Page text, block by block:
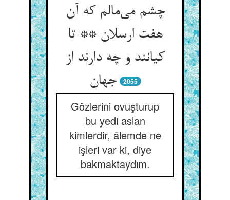
چشم می‌مالم که آن
هفت ارسلان ** تا
کیانند و چه دارند از
جهان
2055
Gözlerini ovuşturup
bu yedi aslan
kimlerdir, âlemde ne
işleri var ki, diye
bakmaktaydım.